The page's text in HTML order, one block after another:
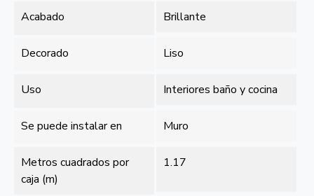
Acabado Brillante
Decorado Liso
Uso Interiores baño y cocina
Se puede instalar en Muro
Metros cuadrados por
caja (m)
1.17